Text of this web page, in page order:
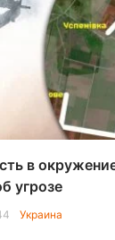
в
угрозе
Украина